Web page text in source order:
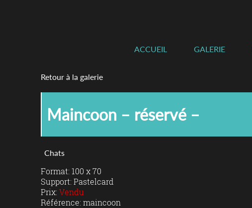
ACCUEIL GALERIE
Retour à la galerie
Maincoon – réservé –
Chats
Format: 100 x 70
Support: Pastelcard
Prix: Vendu
Référence: maincoon